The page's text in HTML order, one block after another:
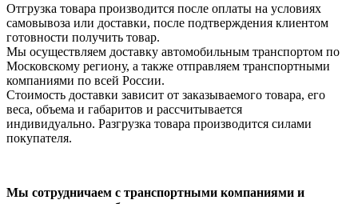
Отгрузка товара производится после оплаты на условиях
самовывоза или доставки, после подтверждения клиентом
готовности получить товар.
Мы осуществляем доставку автомобильным транспортом по
Московскому региону, а также отправляем транспортными
компаниями по всей России.
Стоимость доставки зависит от заказываемого товара, его
веса, объема и габаритов и рассчитывается
индивидуально. Разгрузка товара производится силами
покупателя.
Мы сотрудничаем с транспортными компаниями и